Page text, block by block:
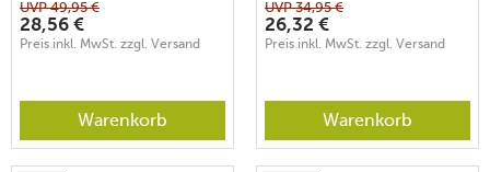
UVP49,95 €
28,56 €
Preis inkl. MwSt. zzgl. Versand
Warenkorb
UVP34,95 €
26,32 €
Preis inkl. MwSt. zzgl. Versand
Warenkorb